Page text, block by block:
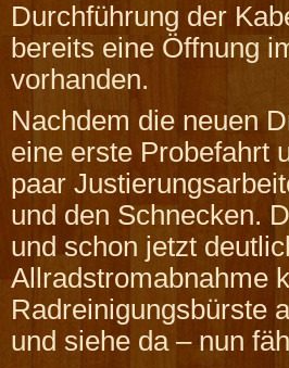
Durchführung der
bereits eine Öffnung
vorhanden.
Nachdem die neuen
eine erste Probefahrt
paar
und den Schnecken.
und schon jetzt
Allradstromabnahme
Radreinigungsbürste
und siehe da – nun